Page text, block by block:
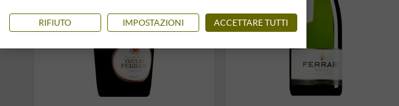
RIFIUTO IMPOSTAZIONI ACCETTARE TUTTI